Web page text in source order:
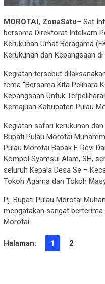
MOROTAI, ZonaSatu– Sat
bersama Direktorat Intelkam
Kerukunan Umat Beragama
Kerukunan dan Kebangsaan
Kegiatan tersebut
tema “Bersama Kita Pelihara
Kebangsaan Untuk
Kemajuan Kabupaten Pulau
Kegiatan safari kerukunan
Bupati Pulau Morotai
Pulau Morotai Bapak F. Revi
Kompol Syamsul Alam, SH,
seluruh Kepala Desa Se –
Tokoh Agama dan Tokoh
Pj. Bupati Pulau Morotai
mengatakan sangat
Morotai.
Halaman: 1 2